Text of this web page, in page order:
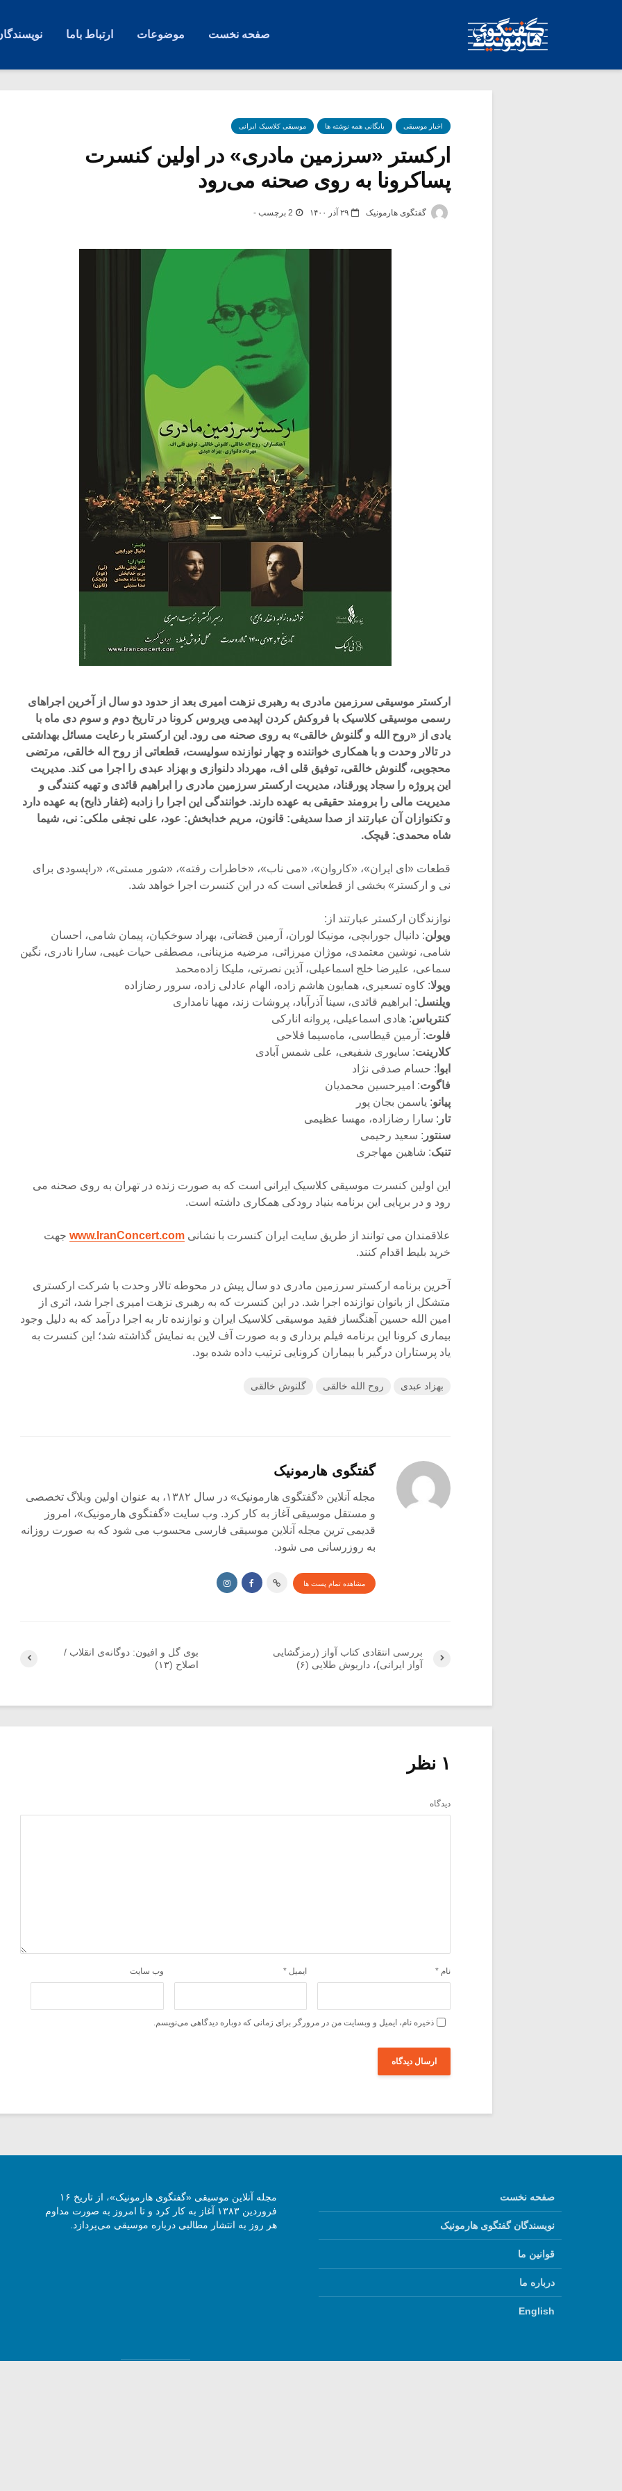
صفحه نخست موضوعات ارتباط باما
اخبار موسیقی بایگانی همه نوشته ها موسیقی کلاسیک ایرانی
ارکستر «سرزمین مادری» در اولین کنسرت
پساکرونا به روی صحنه می‌رود
گفتگوی هارمونیک ۲۹ آذر ۱۴۰۰ 2 برچسب -
ارکستر موسیقی سرزمین مادری به رهبری نزهت امیری بعد از حدود دو سال از آخرین اجراهای
رسمی موسیقی کلاسیک با فروکش کردن اپیدمی ویروس کرونا در تاریخ دوم و سوم دی ماه با
یادی از «روح الله و گلنوش خالقی» به روی صحنه می رود. این ارکستر با رعایت مسائل بهداشتی
در تالار وحدت و با همکاری خواننده و چهار نوازنده سولیست، قطعاتی از روح اله خالقی، مرتضی
محجوبی، گلنوش خالقی، توفیق قلی اف، مهرداد دلنوازی و بهزاد عبدی را اجرا می کند. مدیریت
این پروژه را سجاد پورقناد، مدیریت ارکستر سرزمین مادری را ابراهیم قائدی و تهیه کنندگی و
مدیریت مالی را برومند حقیقی به عهده دارند. خوانندگی این اجرا را زادبه (غفار ذابح) به عهده دارد
و تکنوازان آن عبارتند از صدا سدیفی: قانون، مریم خدابخش: عود، علی نجفی ملکی: نی، شیما
شاه محمدی: قیچک.
قطعات «ای ایران»، «کاروان»، «می ناب»، «خاطرات رفته»، «شور مستی»، «راپسودی برای
نی و ارکستر» بخشی از قطعاتی است که در این کنسرت اجرا خواهد شد.
نوازندگان ارکستر عبارتند از:
ویولن: دانیال جورابچی، مونیکا لوران، آرمین قضاتی، بهراد سوخکیان، پیمان شامی، احسان
شامی، نوشین معتمدی، موژان میرزائی، مرضیه مزینانی، مصطفی حیات غیبی، سارا نادری، نگین
سماعی، علیرضا خلج اسماعیلی، آذین نصرتی، ملیکا زاده‌محمد
ویولا: کاوه تسعیری، همایون هاشم زاده، الهام عادلی زاده، سرور رضازاده
ویلنسل: ابراهیم قائدی، سینا آذرآباد، پروشات زند، مهیا نامداری
کنترباس: هادی اسماعیلی، پروانه انارکی
فلوت: آرمین قیطاسی، ماه‌سیما فلاحی
کلارینت: سایوری شفیعی، علی شمس آبادی
ابوا : حسام صدفی نژاد
فاگوت: امیرحسین محمدیان
پیانو: یاسمن بجان پور
تار : سارا رضازاده، مهسا عظیمی
سنتور : سعید رحیمی
تنبک: شاهین مهاجری
این اولین کنسرت موسیقی کلاسیک ایرانی است که به صورت زنده در تهران به روی صحنه می
رود و در برپایی این برنامه بنیاد رودکی همکاری داشته است.
علاقمندان می توانند از طریق سایت ایران کنسرت با نشانی www.IranConcert.com جهت
خرید بلیط اقدام کنند.
آخرین برنامه ارکستر سرزمین مادری دو سال پیش در محوطه تالار وحدت با شرکت ارکستری
متشکل از بانوان نوازنده اجرا شد. در این کنسرت که به رهبری نزهت امیری اجرا شد، اثری از
امین الله حسین آهنگساز فقید موسیقی کلاسیک ایران و نوازنده تار به اجرا درآمد که به دلیل وجود
بیماری کرونا این برنامه فیلم برداری و به صورت آف لاین به نمایش گذاشته شد؛ این کنسرت به
یاد پرستاران درگیر با بیماران کرونایی ترتیب داده شده بود.
بهزاد عبدی روح الله خالقی گلنوش خالقی
گفتگوی هارمونیک
مجله آنلاین «گفتگوی هارمونیک» در سال ۱۳۸۲، به عنوان اولین وبلاگ تخصصی
و مستقل موسیقی آغاز به کار کرد. وب سایت «گفتگوی هارمونیک»، امروز
قدیمی ترین مجله آنلاین موسیقی فارسی محسوب می شود که به صورت روزانه
به روزرسانی می شود.
مشاهده تمام پست ها
بوی گل و افیون: دوگانه‌ی انقلاب /
اصلاح (۱۳)
بررسی انتقادی کتاب آواز (رمزگشایی
آواز ایرانی)، داریوش طلایی (۶)
۱ نظر
دیدگاه
نام * ایمیل * وب‌ سایت
ذخیره نام، ایمیل و وبسایت من در مرورگر برای زمانی که دوباره دیدگاهی می‌نویسم.
صفحه نخست
نویسندگان گفتگوی هارمونیک
قوانین ما
درباره ما
English
مجله آنلاین موسیقی «گفتگوی هارمونیک»، از تاریخ ۱۶
فروردین ۱۳۸۳ آغاز به کار کرد و تا امروز به صورت مداوم
هر روز به انتشار مطالبی درباره موسیقی می‌پردازد.